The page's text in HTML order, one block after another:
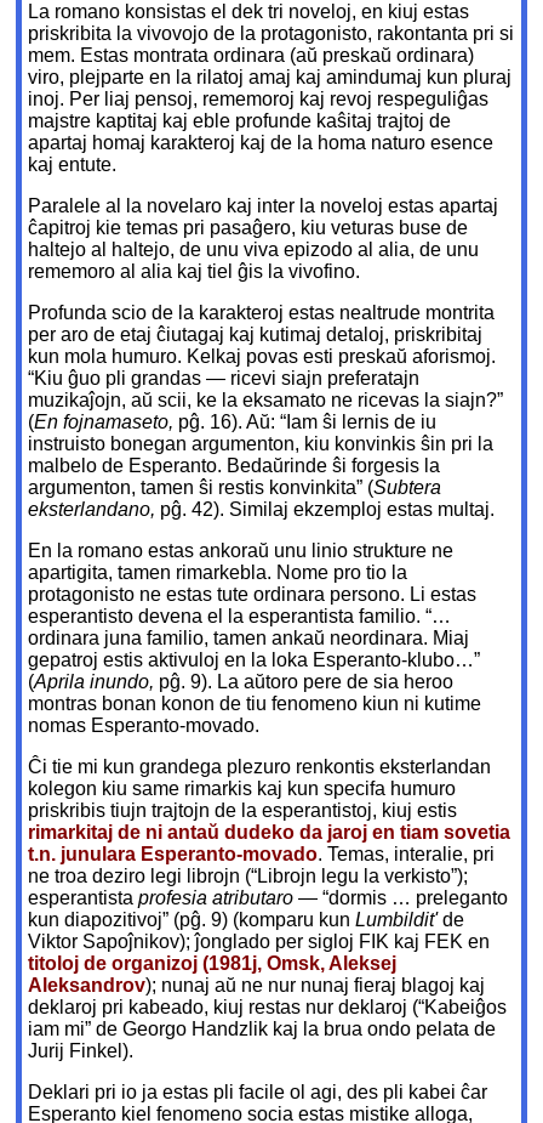
La romano konsistas el dek tri noveloj, en kiuj estas
priskribita la vivovojo de la protagonisto, rakontanta pri si
mem. Estas montrata ordinara (aŭ preskaŭ ordinara)
viro, plejparte en la rilatoj amaj kaj amindumaj kun pluraj
inoj. Per liaj pensoj, rememoroj kaj revoj respeguliĝas
majstre kaptitaj kaj eble profunde kaŝitaj trajtoj de
apartaj homaj karakteroj kaj de la homa naturo esence
kaj entute.
Paralele al la novelaro kaj inter la noveloj estas apartaj
ĉapitroj kie temas pri pasaĝero, kiu veturas buse de
haltejo al haltejo, de unu viva epizodo al alia, de unu
rememoro al alia kaj tiel ĝis la vivofino.
Profunda scio de la karakteroj estas nealtrude montrita
per aro de etaj ĉiutagaj kaj kutimaj detaloj, priskribitaj
kun mola humuro. Kelkaj povas esti preskaŭ aforismoj.
“Kiu ĝuo pli grandas — ricevi siajn preferatajn
muzikaĵojn, aŭ scii, ke la eksamato ne ricevas la siajn?”
(En fojnamaseto, pĝ. 16). Aŭ: “Iam ŝi lernis de iu
instruisto bonegan argumenton, kiu konvinkis ŝin pri la
malbelo de Esperanto. Bedaŭrinde ŝi forgesis la
argumenton, tamen ŝi restis konvinkita” (Subtera
eksterlandano, pĝ. 42). Similaj ekzemploj estas multaj.
En la romano estas ankoraŭ unu linio strukture ne
apartigita, tamen rimarkebla. Nome pro tio la
protagonisto ne estas tute ordinara persono. Li estas
esperantisto devena el la esperantista familio. “…
ordinara juna familio, tamen ankaŭ neordinara. Miaj
gepatroj estis aktivuloj en la loka Esperanto-klubo…”
(Aprila inundo, pĝ. 9). La aŭtoro pere de sia heroo
montras bonan konon de tiu fenomeno kiun ni kutime
nomas Esperanto-movado.
Ĉi tie mi kun grandega plezuro renkontis eksterlandan
kolegon kiu same rimarkis kaj kun specifa humuro
priskribis tiujn trajtojn de la esperantistoj, kiuj estis
rimarkitaj de ni antaŭ dudeko da jaroj en tiam sovetia
t.n. junulara Esperanto-movado. Temas, interalie, pri
ne troa deziro legi librojn (“Librojn legu la verkisto”);
esperantistaprofesia atributaro — “dormis … preleganto
kun diapozitivoj” (pĝ. 9) (komparu kunLumbildit'de
Viktor Sapoĵnikov); ĵonglado per sigloj FIK kaj FEK en
titoloj de organizoj (1981j, Omsk, Aleksej
Aleksandrov); nunaj aŭ ne nur nunaj fieraj blagoj kaj
deklaroj pri kabeado, kiuj restas nur deklaroj (“Kabeiĝos
iam mi” de Georgo Handzlik kaj la brua ondo pelata de
Jurij Finkel).
Deklari pri io ja estas pli facile ol agi, des pli kabei ĉar
Esperanto kiel fenomeno socia estas mistike alloga,